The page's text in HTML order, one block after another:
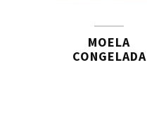
MOELA
CONGELADA